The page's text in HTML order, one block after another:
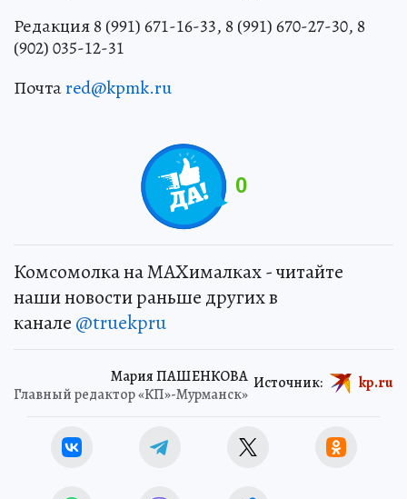
Редакция 8 (991) 671-16-33, 8 (991) 670-27-30, 8
(902) 035-12-31
Почтаred@kpmk.ru
0
Комсомолка на MAXималках - читайте
наши новости раньше других в
канале @truekpru
Мария ПАШЕНКОВА
Главный редактор «КП»-Мурманск»
Источник: kp.ru